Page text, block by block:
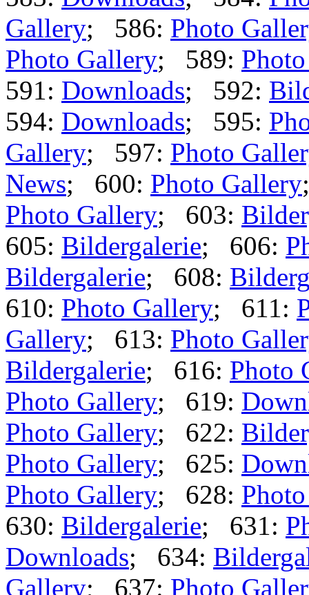
Gallery; 586: Photo
Photo Gallery; 589:
591: Downloads; 592:
594: Downloads; 595:
Gallery; 597: Photo
News; 600: Photo Gallery
Photo Gallery; 603:
605: Bildergalerie; 606:
Bildergalerie; 608:
610: Photo Gallery; 611:
Gallery; 613: Photo
Bildergalerie; 616: Photo
Photo Gallery; 619:
Photo Gallery; 622:
Photo Gallery; 625:
Photo Gallery; 628:
630: Bildergalerie; 631:
Downloads; 634:
Gallery; 637: Photo